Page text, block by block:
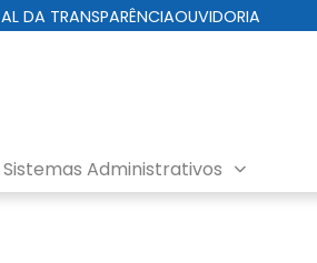
DA TRANSPARÊNCIAOUVIDORIA
Sistemas Administrativos